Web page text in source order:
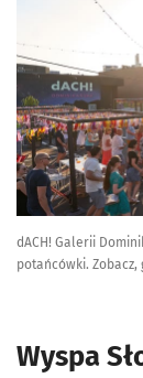
dACH! Galerii
potańcówki. Zobacz,
Wyspa